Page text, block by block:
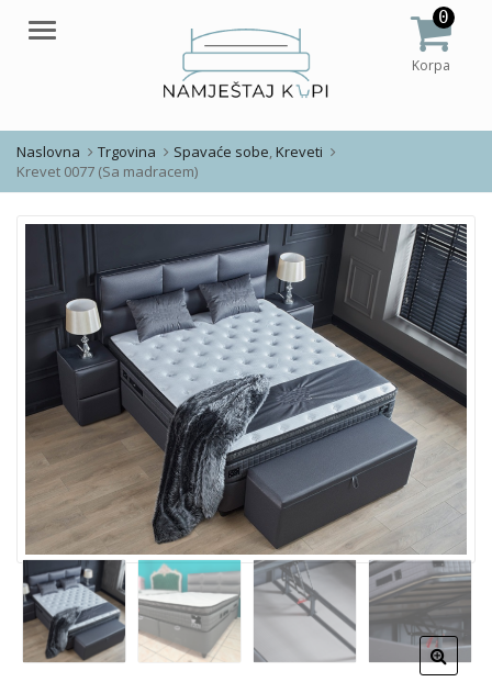
Meni
0
Korpa
Naslovna Trgovina Spavaće sobe,Kreveti
Krevet 0077 (Sa madracem)